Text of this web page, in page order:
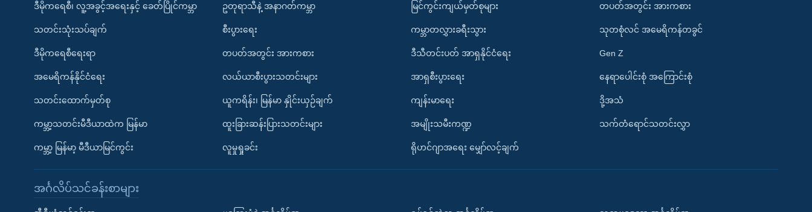
ဒီမိုကရေစီ၊ လူ့အခွင့်အရေးနှင့် ခေတ်ပြိုင်ကမ္ဘာ
သတင်းသုံးသပ်ချက်
ဒီမိုကရေစီရေးရာ
အမေရိကန်နိုင်ငံရေး
သတင်းထောက်မှတ်စု
ကမ္ဘာ့သတင်းမီဒီယာထဲက မြန်မာ
ကမ္ဘာ့ မြန်မာ့ မီဒီယာမြင်ကွင်း
ဥတုရာသီနဲ့ အနာဂတ်ကမ္ဘာ
စီးပွားရေး
တပတ်အတွင်း အားကစား
လယ်ယာစီးပွားသတင်းများ
ယူကရိန်း၊ မြန်မာ နှိုင်းယှဉ်ချက်
ထူးခြားဆန်းပြားသတင်းများ
လူမှုရှုခင်း
မြင်ကွင်းကျယ်မှတ်စုများ
ကမ္ဘာတလွှားခရီးသွား
ဒီသီတင်းပတ် အာရှနိုင်ငံရေး
အာရှစီးပွားရေး
ကျန်းမာရေး
အမျိုးသမီးကဏ္ဍ
ရိုဟင်ဂျာအရေး မျှော်လင့်ချက်
တပတ်အတွင်း အားကစား
သုတစုံလင် အမေရိကန်တခွင်
Gen Z
နေရာပေါင်းစုံ အကြောင်းစုံ
ဒို့အသံ
သက်တံရောင်သတင်းလွှာ
အင်္ဂလိပ်သင်ခန်းစာများ